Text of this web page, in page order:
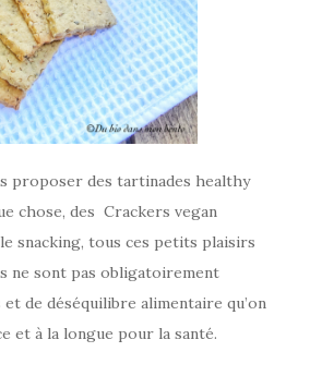
proposer des tartinades healthy
chose, des Crackers vegan
snacking, tous ces petits plaisirs
ne sont pas obligatoirement
de déséquilibre alimentaire qu’on
et à la longue pour la santé.